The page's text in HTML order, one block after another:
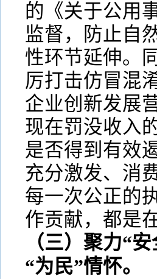
的《关于公用
监督，防止自
性环节延伸。
厉打击仿冒混
企业创新发展
现在罚没收入
是否得到有效
充分激发、消
每一次公正的
作贡献，都是
（三）聚力“
“为民”情怀。